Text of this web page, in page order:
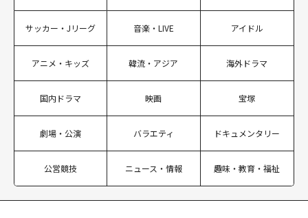
サッカー・Jリーグ 音楽・LIVE アイドル
アニメ・キッズ 韓流・アジア 海外ドラマ
国内ドラマ 映画 宝塚
劇場・公演 バラエティ ドキュメンタリー
公営競技 ニュース・情報 趣味・教育・福祉